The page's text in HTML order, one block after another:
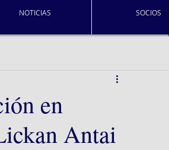
en
Antai
NOTICIAS SOCIOS